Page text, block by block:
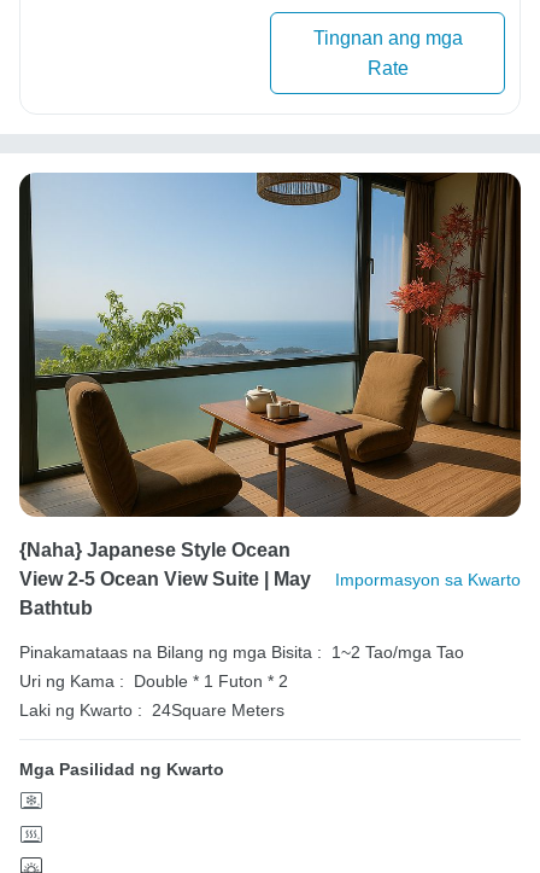
Tingnan ang mga
Rate
{Naha} Japanese Style Ocean
View 2-5 Ocean View Suite | May
Bathtub
Impormasyon sa Kwarto
Pinakamataas na Bilang ng mga Bisita :
1~2 Tao/mga Tao
Uri ng Kama :
Double * 1 Futon * 2
Laki ng Kwarto :
24Square Meters
Mga Pasilidad ng Kwarto